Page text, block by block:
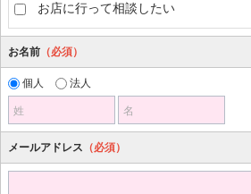
お店に行って相談したい
お名前 （必須）
個人 法人
姓 名
メールアドレス （必須）